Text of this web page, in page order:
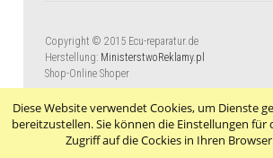
Diese Website verwendet Cookies, um Dienste
bereitzustellen. Sie können die Einstellungen für
Zugriff auf die Cockies in Ihren
Copyright © 2015 Ecu-reparatur.de
Herstellung: MinisterstwoReklamy.pl
Shop-Online Shoper